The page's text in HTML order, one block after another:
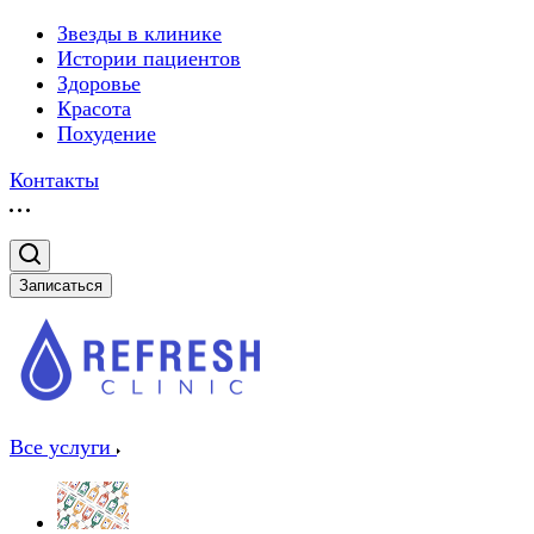
Звезды в клинике
Истории пациентов
Здоровье
Красота
Похудение
Контакты
Записаться
Все услуги